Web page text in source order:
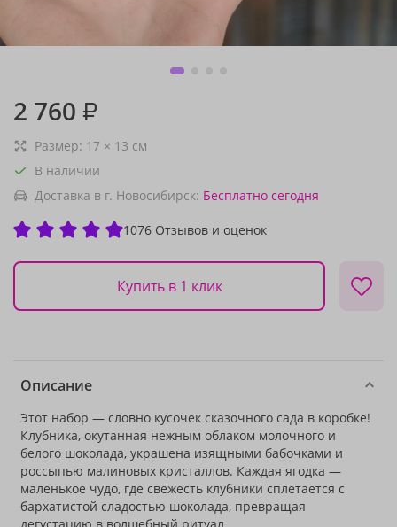
2 760 ₽
Размер: 17 × 13 см
В наличии
Доставка в г. Новосибирск: Бесплатно сегодня
1076 Отзывов и оценок
Купить в 1 клик
Описание
Этот набор — словно кусочек сказочного сада в коробке!
Клубника, окутанная нежным облаком молочного и
белого шоколада, украшена изящными бабочками и
россыпью малиновых кристаллов. Каждая ягодка —
маленькое чудо, где свежесть клубники сплетается с
бархатистой сладостью шоколада, превращая